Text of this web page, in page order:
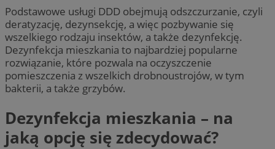
Podstawowe usługi DDD obejmują odszczurzanie, czyli
deratyzację, dezynsekcję, a więc pozbywanie się
wszelkiego rodzaju insektów, a także dezynfekcję.
Dezynfekcja mieszkania to najbardziej popularne
rozwiązanie, które pozwala na oczyszczenie
pomieszczenia z wszelkich drobnoustrojów, w tym
bakterii, a także grzybów.
Dezynfekcja mieszkania – na
jaką opcję się zdecydować?